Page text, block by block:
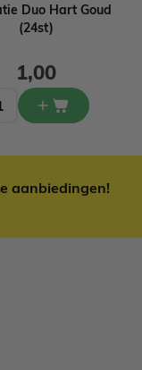
Duo Hart Goud
(24st)
1,00
aanbiedingen!